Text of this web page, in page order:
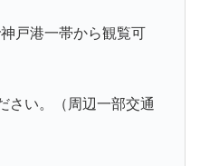
戸港一帯から観覧可
さい。（周辺一部交通